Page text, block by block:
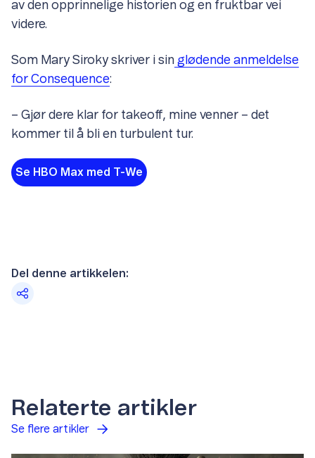
av den opprinnelige historien og en fruktbar vei
videre.
Som Mary Siroky skriver i sin glødende anmeldelse
for Consequence:
– Gjør dere klar for takeoff, mine venner – det
kommer til å bli en turbulent tur.
Se HBO Max med T-We
Del denne artikkelen:
Relaterte artikler
Se flere artikler